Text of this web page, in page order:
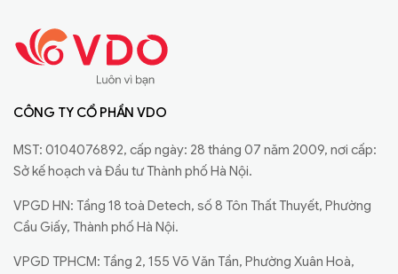
CÔNG TY CỔ PHẦN VDO
MST: 0104076892, cấp ngày: 28 tháng 07 năm 2009, nơi cấp:
Sở kế hoạch và Đầu tư Thành phố Hà Nội.
VPGD HN: Tầng 18 toà Detech, số 8 Tôn Thất Thuyết, Phường
Cầu Giấy, Thành phố Hà Nội.
VPGD TPHCM: Tầng 2, 155 Võ Văn Tần, Phường Xuân Hoà,